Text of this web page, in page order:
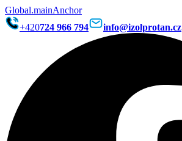
Global.mainAnchor
+420724 966 794 info@izolprotan.cz